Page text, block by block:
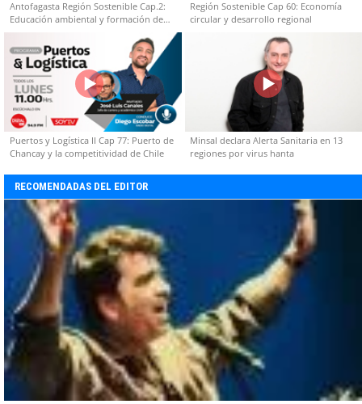
Antofagasta Región Sostenible Cap.2:
Educación ambiental y formación de
capacidades técnicas
Región Sostenible Cap 60: Economía
circular y desarrollo regional
Puertos y Logística II Cap 77: Puerto de
Chancay y la competitividad de Chile
Minsal declara Alerta Sanitaria en 13
regiones por virus hanta
RECOMENDADAS DEL EDITOR